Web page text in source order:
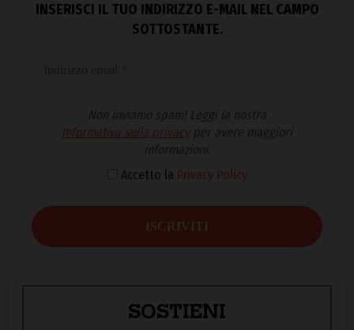
INSERISCI IL TUO INDIRIZZO E-MAIL NEL CAMPO
SOTTOSTANTE.
Non inviamo spam! Leggi la nostra
Informativa sulla privacyper avere maggiori
informazioni.
Accetto la Privacy Policy
SOSTIENI